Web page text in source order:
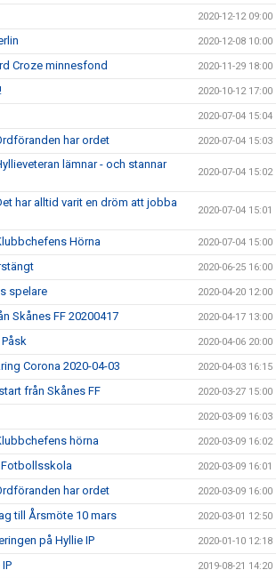
2020-12-12 09:00
2020-12-08 10:00
Croze minnesfond 2020-11-29 18:00
2020-10-12 17:00
2020-07-04 15:04
har ordet 2020-07-04 15:03
lämnar - och stannar
2020-07-04 15:02
har alltid varit en dröm att jobba
2020-07-04 15:01
Hörna 2020-07-04 15:00
2020-06-25 16:00
spelare 2020-04-20 12:00
Skånes FF 20200417 2020-04-17 13:00
2020-04-06 20:00
Corona 2020-04-03 2020-04-03 16:15
från Skånes FF 2020-03-27 15:00
2020-03-09 16:03
hörna 2020-03-09 16:02
Fotbollsskola 2020-03-09 16:01
har ordet 2020-03-09 16:00
till Årsmöte 10 mars 2020-03-01 12:50
på Hyllie IP 2020-01-10 12:18
2019-08-21 14:20